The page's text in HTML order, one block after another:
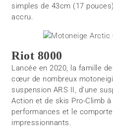
simples de 43cm (17
accru.
Riot 8000
Lancée en 2020, la famille
cœur de nombreux
suspension ARS II, d’une
Action et de skis Pro-Climb
performances et le
impressionnants.